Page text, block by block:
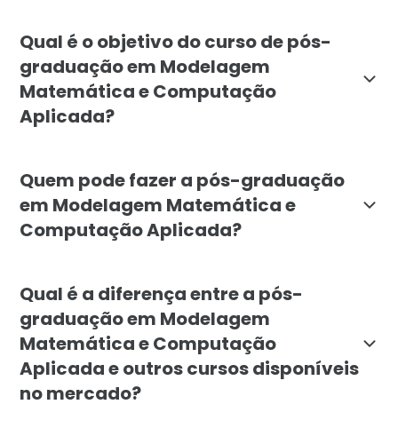
Qual é o objetivo do curso de pós-
graduação em Modelagem
Matemática e Computação
Aplicada?
Quem pode fazer a pós-graduação
em Modelagem Matemática e
Computação Aplicada?
Qual é a diferença entre a pós-
graduação em Modelagem
Matemática e Computação
Aplicada e outros cursos disponíveis
no mercado?